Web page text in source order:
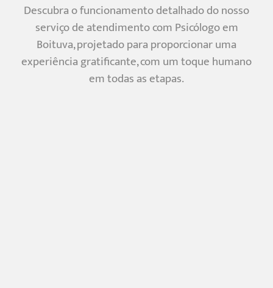
Descubra o funcionamento detalhado do nosso
serviço de atendimento com Psicólogo em
Boituva, projetado para proporcionar uma
experiência gratificante, com um toque humano
em todas as etapas.